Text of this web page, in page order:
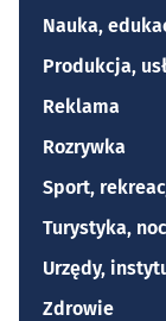
Nauka,
Produkcja,
Reklama
Rozrywka
Sport,
Turystyka,
Urzędy,
Zdrowie